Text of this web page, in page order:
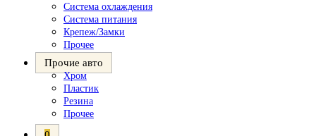
Система охлаждения
Система питания
Крепеж/Замки
Прочее
Прочие авто
Хром
Пластик
Резина
Прочее